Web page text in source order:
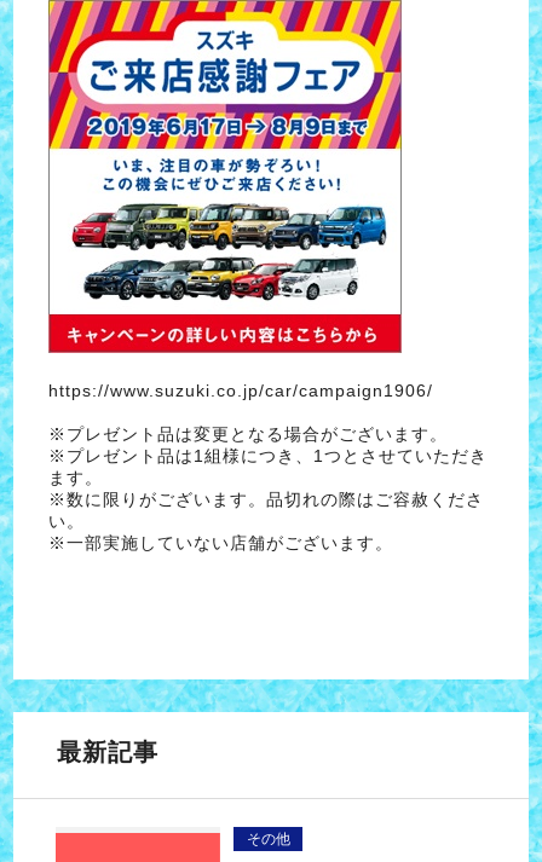
https://www.suzuki.co.jp/car/campaign1906/
※プレゼント品は変更となる場合がございます。
※プレゼント品は1組様につき、1つとさせていただき
ます。
※数に限りがございます。品切れの際はご容赦くださ
い。
※一部実施していない店舗がございます。
最新記事
その他